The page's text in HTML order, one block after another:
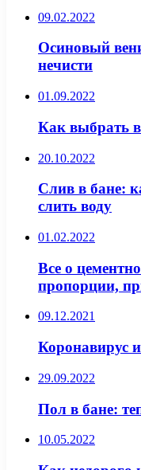
09.02.2022
Осиновый
нечисти
01.09.2022
Как выбрать
20.10.2022
Слив в бане:
слить воду
01.02.2022
Все о
пропорции,
09.12.2021
Коронавирус
29.09.2022
Пол в бане:
10.05.2022